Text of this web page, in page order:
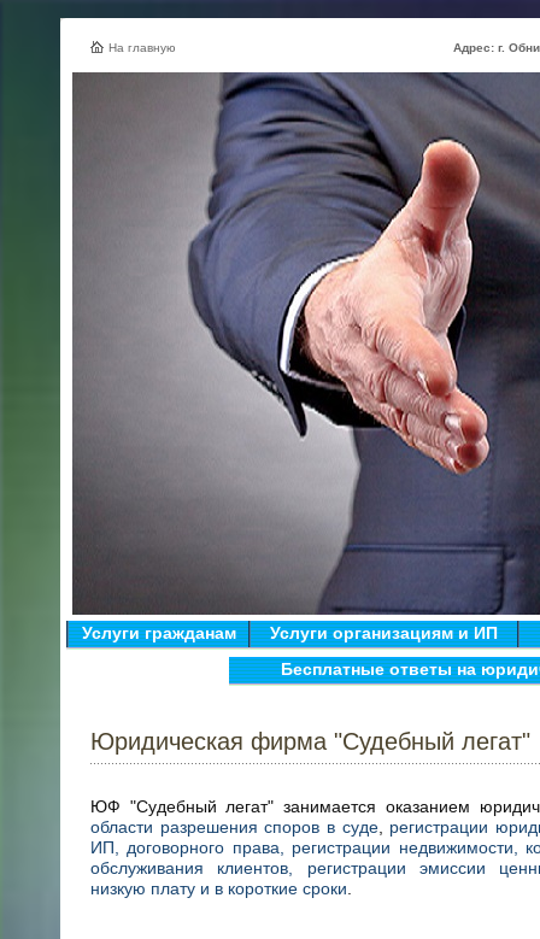
На главную Адрес: г. Обнинск, ул.
Услуги гражданам
Услуги организациям и ИП
Бесплатные ответы на
Юридическая фирма "Судебный легат"
ЮФ "Судебный легат" занимается оказанием
области разрешения споров в суде, регистрации
ИП, договорного права, регистрации недвижимости,
обслуживания клиентов,
регистрации эмиссии
низкую плату и в короткие сроки